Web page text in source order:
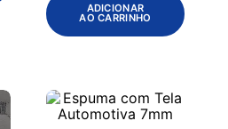
ADICIONAR
AO CARRINHO